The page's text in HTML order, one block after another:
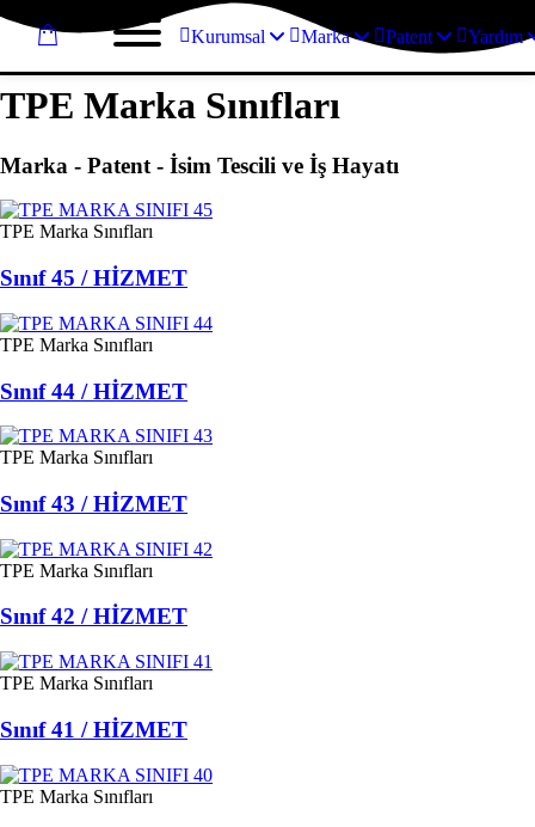
Kurumsal Marka Patent Yardım
TPE Marka Sınıfları
Marka - Patent - İsim Tescili ve İş Hayatı
TPE Marka Sınıfları
Sınıf 45 / HİZMET
TPE Marka Sınıfları
Sınıf 44 / HİZMET
TPE Marka Sınıfları
Sınıf 43 / HİZMET
TPE Marka Sınıfları
Sınıf 42 / HİZMET
TPE Marka Sınıfları
Sınıf 41 / HİZMET
TPE Marka Sınıfları